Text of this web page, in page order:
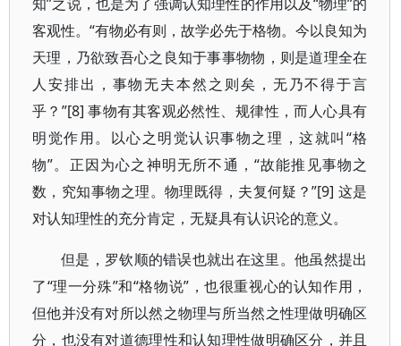
客观性。“有物必有则，故学必先于格物。今以良知为
天理，乃欲致吾心之良知于事事物物，则是道理全在
人安排出，事物无夫本然之则矣，无乃不得于言
乎？”[8] 事物有其客观必然性、规律性，而人心具有
明觉作用。以心之明觉认识事物之理，这就叫“格
物”。正因为心之神明无所不通，“故能推见事物之
数，究知事物之理。物理既得，夫复何疑？”[9] 这是
对认知理性的充分肯定，无疑具有认识论的意义。
但是，罗钦顺的错误也就出在这里。他虽然提出
了“理一分殊”和“格物说”，也很重视心的认知作用，
但他并没有对所以然之物理与所当然之性理做明确区
分，也没有对道德理性和认知理性做明确区分，并且